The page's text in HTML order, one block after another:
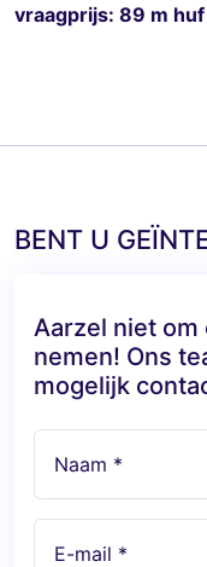
vraagprijs: 89 m huf
BENT U
Aarzel niet om
nemen! Ons
mogelijk
Naam *
E-mail *